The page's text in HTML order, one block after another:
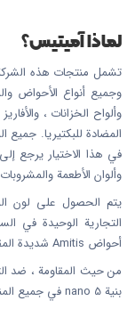
لماذا آميتيس؟
تشمل منتجات هذه
وجميع أنواع الأحواض
وألواح الخزانات ،
المضادة للبكتيريا.
في هذا الاختيار يرجع إلى
وألوان الأطعمة
يتم الحصول على لون
أحواض Amitis شديدة المقاومة لجميع أنواع المنظفات والمواد الكيميائية.
من حيث المقاومة ، ضد
بنية nano 5 في جميع المنتجات ، تتمتع أحواض Amitis أيضًا بمقاومة عالية جدًا.